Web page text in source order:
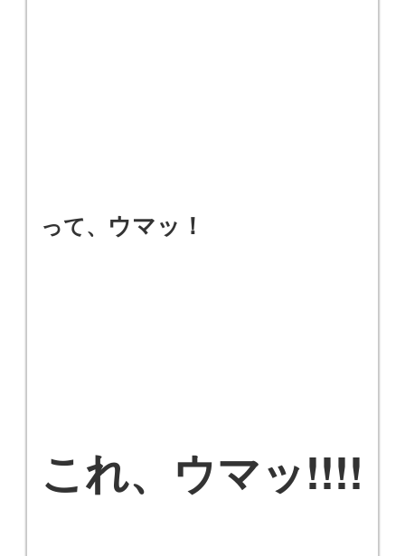
って、 ウマッ！
これ、ウマッ!!!!